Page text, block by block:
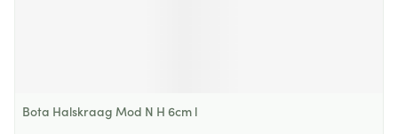
Bota Halskraag Mod N H 6cm l